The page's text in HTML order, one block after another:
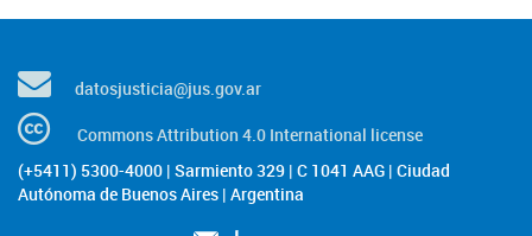
datosjusticia@jus.gov.ar
Commons Attribution 4.0 International license
(+5411) 5300-4000 | Sarmiento 329 | C 1041 AAG | Ciudad
Autónoma de Buenos Aires | Argentina